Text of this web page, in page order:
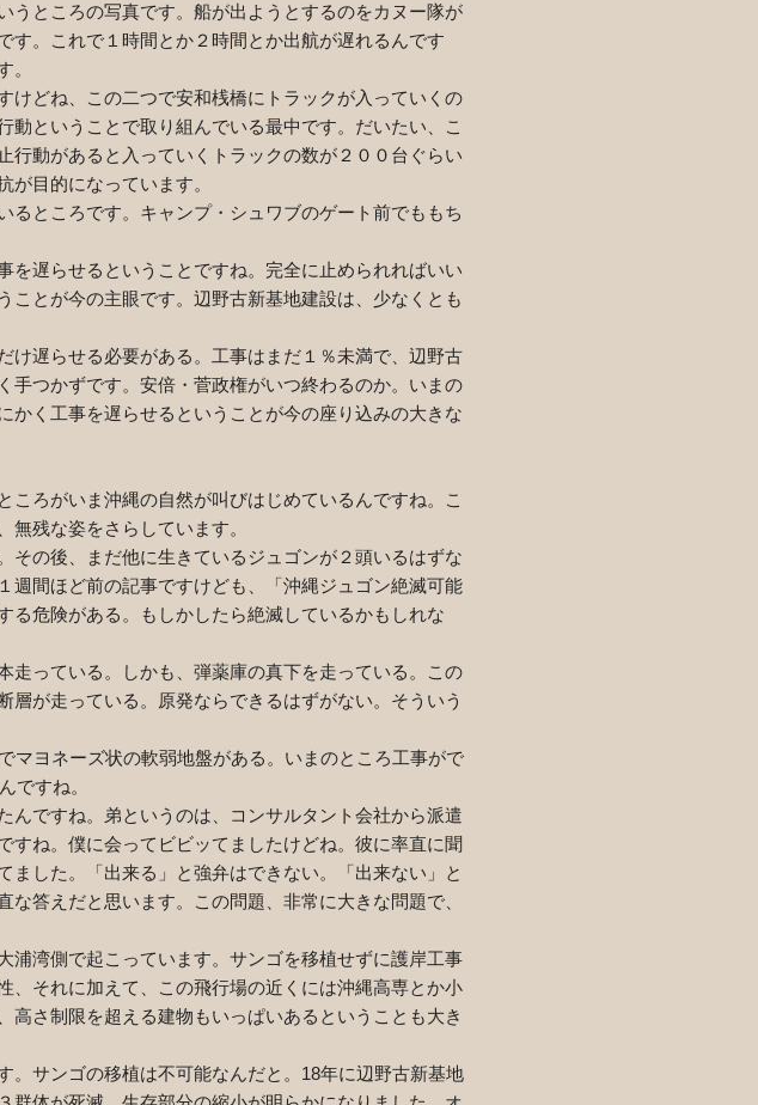
うところの写真です。船が出ようとするのをカヌー隊が
す。これで１時間とか２時間とか出航が遅れるんです
。
どね、この二つで安和桟橋にトラックが入っていくの
ということで取り組んでいる最中です。だいたい、こ
動があると入っていくトラックの数が２００台ぐらい
目的になっています。
ところです。キャンプ・シュワブのゲート前でももち
遅らせるということですね。完全に止められればいい
とが今の主眼です。辺野古新基地建設は、少なくとも
遅らせる必要がある。工事はまだ１％未満で、辺野古
手つかずです。安倍・菅政権がいつ終わるのか。いまの
かく工事を遅らせるということが今の座り込みの大きな
ろがいま沖縄の自然が叫びはじめているんですね。こ
残な姿をさらしています。
その後、まだ他に生きているジュゴンが２頭いるはずな
週間ほど前の記事ですけども、「沖縄ジュゴン絶滅可能
危険がある。もしかしたら絶滅しているかもしれな
走っている。しかも、弾薬庫の真下を走っている。この
が走っている。原発ならできるはずがない。そういう
マヨネーズ状の軟弱地盤がある。いまのところ工事がで
ですね。
ですね。弟というのは、コンサルタント会社から派遣
すね。僕に会ってビビッてましたけどね。彼に率直に聞
した。「出来る」と強弁はできない。「出来ない」と
答えだと思います。この問題、非常に大きな問題で、
湾側で起こっています。サンゴを移植せずに護岸工事
、それに加えて、この飛行場の近くには沖縄高専とか小
さ制限を超える建物もいっぱいあるということも大き
サンゴの移植は不可能なんだと。 18年に辺野古新基地